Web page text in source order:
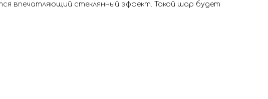
впечатляющий стеклянный эффект. Такой шар будет